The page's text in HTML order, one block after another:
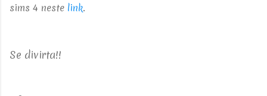
sims 4 neste link.
Se divirta!!